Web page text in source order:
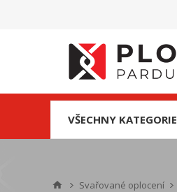
VŠECHNY KATEGORIE
Svařované oplocení